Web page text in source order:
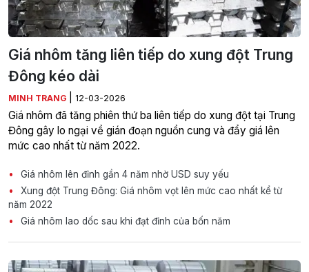
Giá nhôm tăng liên tiếp do xung đột Trung
Đông kéo dài
MINH TRANG 12-03-2026
Giá nhôm đã tăng phiên thứ ba liên tiếp do xung đột tại Trung
Đông gây lo ngại về gián đoạn nguồn cung và đẩy giá lên
mức cao nhất từ năm 2022.
Giá nhôm lên đỉnh gần 4 năm nhờ USD suy yếu
Xung đột Trung Đông: Giá nhôm vọt lên mức cao nhất kể từ
năm 2022
Giá nhôm lao dốc sau khi đạt đỉnh của bốn năm